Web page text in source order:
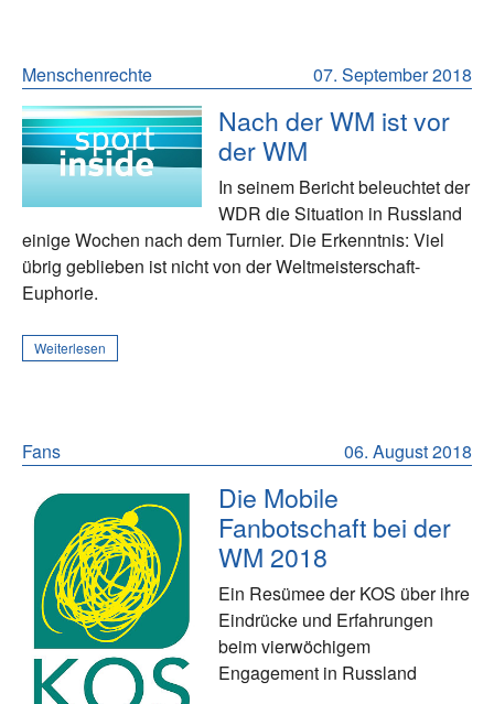
07. September 2018
Menschenrechte
Nach der WM ist vor
der WM
In seinem Bericht beleuchtet der
WDR die Situation in Russland
einige Wochen nach dem Turnier. Die Erkenntnis: Viel
übrig geblieben ist nicht von der Weltmeisterschaft-
Euphorie.
Weiterlesen
06. August 2018
Fans
Die Mobile
Fanbotschaft bei der
WM 2018
Ein Resümee der KOS über ihre
Eindrücke und Erfahrungen
beim vierwöchigem
Engagement in Russland